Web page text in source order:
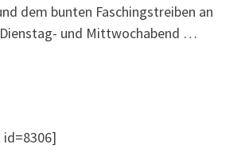
dem bunten Faschingstreiben an
und Mittwochabend …